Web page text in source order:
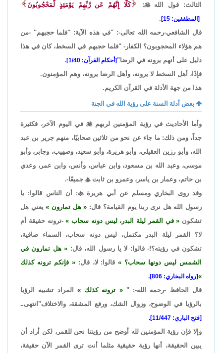
الثالث: قول الله
: كَلَّا إِنَّهُمْ عَن رَّبِّهِمْ يَوْمَئِذٍ لَّمَحْجُوبُونَ
[المطففين: 15]
.
قال الشافعي-رحمه الله تعالى-: "في هذه الآية: "فلما حجبهم" -من
هم هؤلاء المحجوبون؟ الكفار- "فلما حجبهم في السخط، كان في هذا
دليل على أنهم يرونه في الرضا"[أحكام القرآن: 1/40]
.
فإذًا، أهل السخط لا يرونه، وأهل الرضا يرونه، وهم المؤمنون.
هذا من جهة الأدلة في القرآن الكريم.
بعض أدلة السنة على رؤية الله في الجنة
وأما الأحاديث في رؤية المؤمنين لربهم في اليوم الآخر، فكثيرة
جداً، ومن ذلك: ما جاء عن نحو من ثلاثين صحابيًا، منهم جرير بن عبد
الله، وأبو رزين العقيلي، وأبو هريرة، وأبو سعيد، وصهيب، وجابر، وأبو
موسى، وعبد الله بن مسعود، وابن عباس، وأنس، وابن عمر، وعدي
بن حاتم، وعمار بن ياسر، وعمرو بن ثابت جميعًا-.
وقد روى البخاري ومسلم عن أبي هريرة: أن الناس قالوا: يا
رسول الله هل نرى ربنا يوم القيامة؟ قال:
هل تمارون
يعني هل
تشكون
في القمر ليلة البدر، ليس دونه سحاب
-ترونه حقيقة أم
لا؟ القمر ليلة البدر مكتمل، ليس دونه سحاب، السماء صافية،
تشكون في رؤيته؟!- قالوا: لا يا رسول الله، قال:
هل تمارون في
الشمس ليس دونها سحاب؟
قالوا: لا، قال: فإنكم ترونه كذلك
[رواه البخاري: 806].
قال الحافظ -رحمه الله-: " ترونه كذلك
المراد تشبيه الرؤيا
بالرؤيا في الوضوح، وزوال الشك، ورفع المشقة، والاختلاف"انتهى..
[فتح الباري: 11/447].
وإلا فإن رؤية المؤمنين لله أوضح من رؤيتنا نحن للقمر، لكن أراد أن
يبين الحقيقة، أنها رؤية حقيقية مثلما أنت ترى القمر الآن حقيقة،